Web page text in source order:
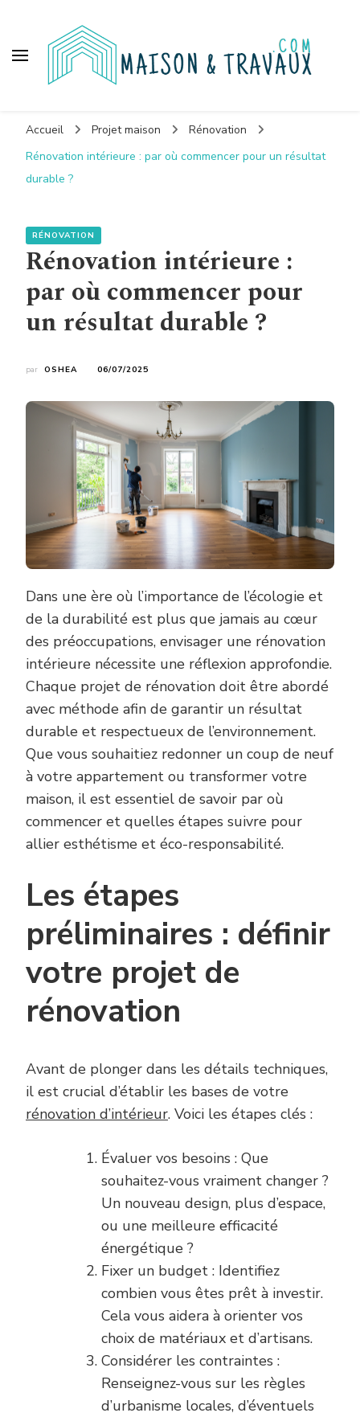
Accueil Projet maison
Rénovation
Rénovation intérieure : par où commencer pour un résultat
durable ?
RÉNOVATION
Rénovation intérieure :
par où commencer pour
un résultat durable ?
par OSHEA 06/07/2025
Dans une ère où l’importance de l’écologie et
de la durabilité est plus que jamais au cœur
des préoccupations, envisager une rénovation
intérieure nécessite une réflexion approfondie.
Chaque projet de rénovation doit être abordé
avec méthode afin de garantir un résultat
durable et respectueux de l’environnement.
Que vous souhaitiez redonner un coup de neuf
à votre appartement ou transformer votre
maison, il est essentiel de savoir par où
commencer et quelles étapes suivre pour
allier esthétisme et éco-responsabilité.
Les étapes
préliminaires : définir
votre projet de
rénovation
Avant de plonger dans les détails techniques,
il est crucial d’établir les bases de votre
rénovation d’intérieur. Voici les étapes clés :
Évaluer vos besoins : Que
souhaitez-vous vraiment changer ?
Un nouveau design, plus d’espace,
ou une meilleure efficacité
énergétique ?
Fixer un budget : Identifiez
combien vous êtes prêt à investir.
Cela vous aidera à orienter vos
choix de matériaux et d’artisans.
Considérer les contraintes :
Renseignez-vous sur les règles
d’urbanisme locales, d’éventuels